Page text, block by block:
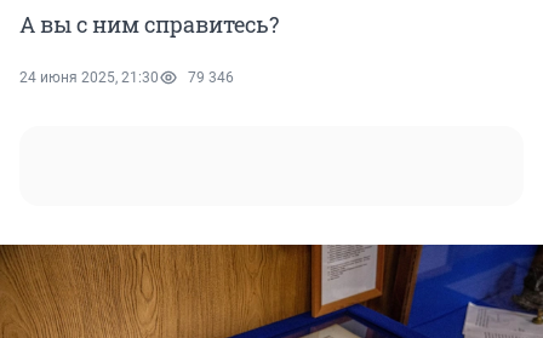
А вы с ним справитесь?
24 июня 2025, 21:30 79 346